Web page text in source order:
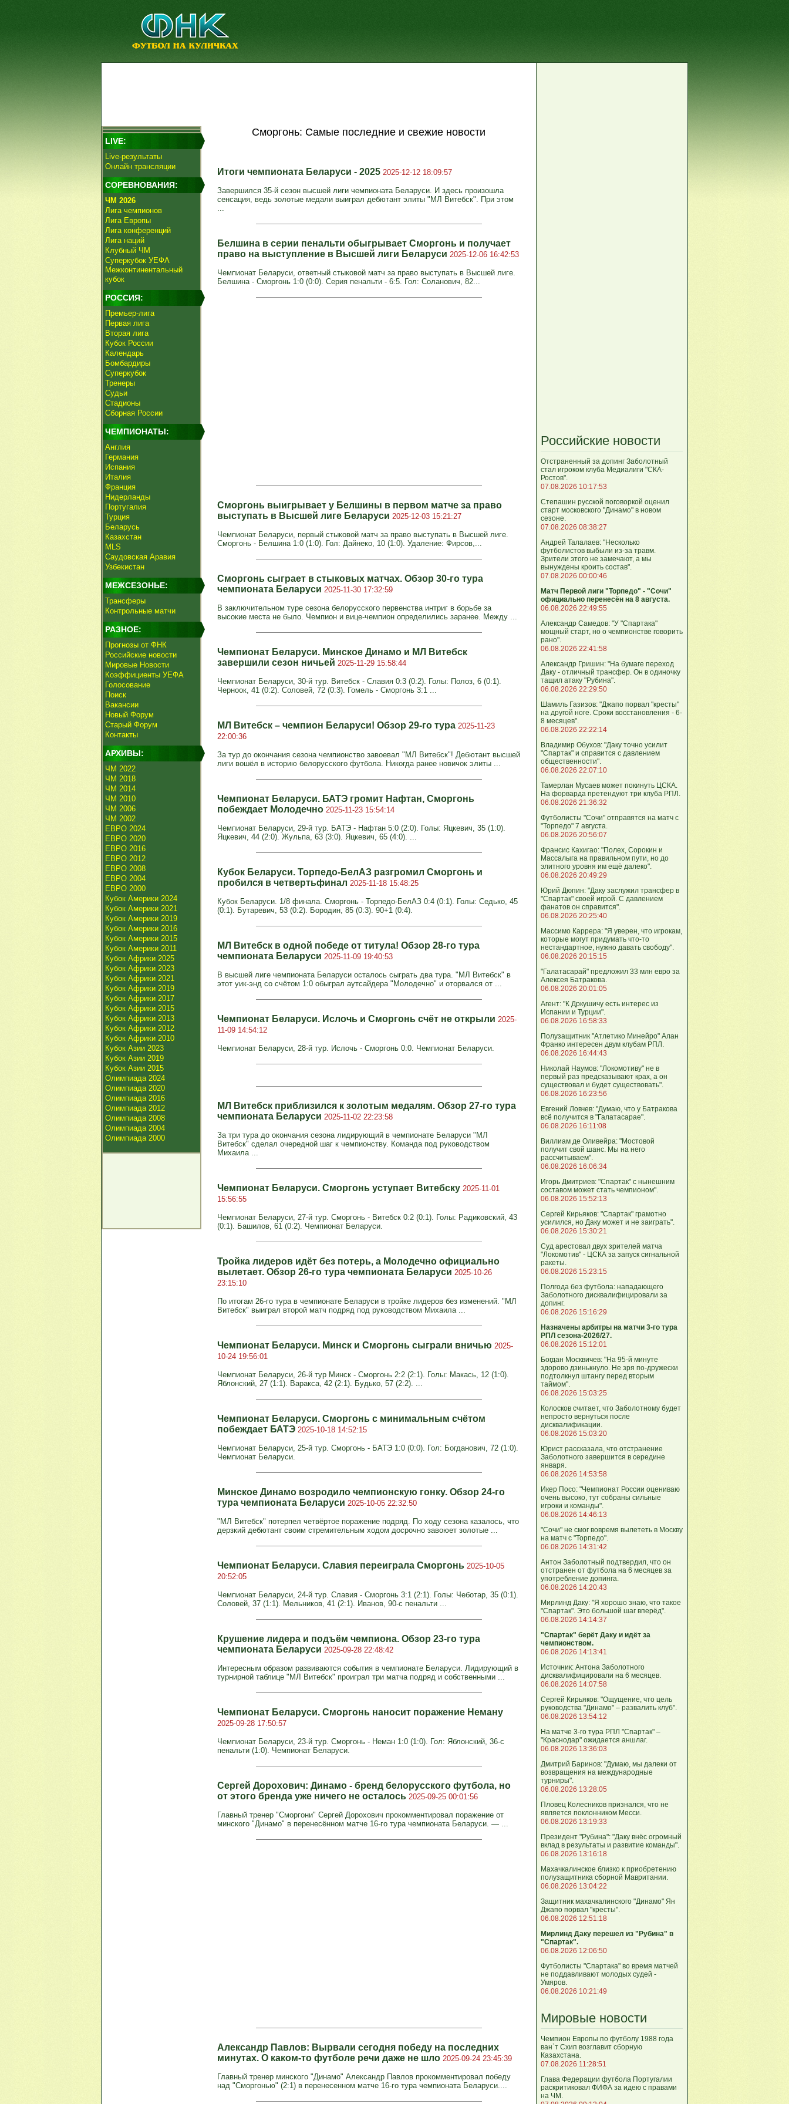
LIVE:
Live-результаты
Онлайн трансляции
СОРЕВНОВАНИЯ:
ЧМ 2026
Лига чемпионов
Лига Европы
Лига конференций
Лига наций
Клубный ЧМ
Суперкубок УЕФА
Межконтинентальный
кубок
РОССИЯ:
Премьер-лига
Первая лига
Вторая лига
Кубок России
Календарь
Бомбардиры
Суперкубок
Тренеры
Судьи
Стадионы
Сборная России
ЧЕМПИОНАТЫ:
Англия
Германия
Испания
Италия
Франция
Нидерланды
Португалия
Турция
Беларусь
Казахстан
MLS
Саудовская Аравия
Узбекистан
МЕЖСЕЗОНЬЕ:
Трансферы
Контрольные матчи
РАЗНОЕ:
Прогнозы от ФНК
Российские новости
Мировые Новости
Коэффициенты УЕФА
Голосование
Поиск
Вакансии
Новый Форум
Старый Форум
Контакты
АРХИВЫ:
ЧМ 2022
ЧМ 2018
ЧМ 2014
ЧМ 2010
ЧМ 2006
ЧМ 2002
ЕВРО 2024
ЕВРО 2020
ЕВРО 2016
ЕВРО 2012
ЕВРО 2008
ЕВРО 2004
ЕВРО 2000
Кубок Америки 2024
Кубок Америки 2021
Кубок Америки 2019
Кубок Америки 2016
Кубок Америки 2015
Кубок Америки 2011
Кубок Африки 2025
Кубок Африки 2023
Кубок Африки 2021
Кубок Африки 2019
Кубок Африки 2017
Кубок Африки 2015
Кубок Африки 2013
Кубок Африки 2012
Кубок Африки 2010
Кубок Азии 2023
Кубок Азии 2019
Кубок Азии 2015
Олимпиада 2024
Олимпиада 2020
Олимпиада 2016
Олимпиада 2012
Олимпиада 2008
Олимпиада 2004
Олимпиада 2000
Сморгонь: Самые последние и свежие новости
Итоги чемпионата Беларуси - 2025 2025-12-12 18:09:57
Завершился 35-й сезон высшей лиги чемпионата Беларуси. И здесь произошла
сенсация, ведь золотые медали выиграл дебютант элиты "МЛ Витебск". При этом
...
Белшина в серии пенальти обыгрывает Сморгонь и получает
право на выступление в Высшей лиги Беларуси 2025-12-06 16:42:53
Чемпионат Беларуси, ответный стыковой матч за право выступать в Высшей лиге.
Белшина - Сморгонь 1:0 (0:0). Серия пенальти - 6:5. Гол: Соланович, 82...
Сморгонь выигрывает у Белшины в первом матче за право
выступать в Высшей лиге Беларуси 2025-12-03 15:21:27
Чемпионат Беларуси, первый стыковой матч за право выступать в Высшей лиге.
Сморгонь - Белшина 1:0 (1:0). Гол: Дайнеко, 10 (1:0). Удаление: Фирсов,...
Сморгонь сыграет в стыковых матчах. Обзор 30-го тура
чемпионата Беларуси 2025-11-30 17:32:59
В заключительном туре сезона белорусского первенства интриг в борьбе за
высокие места не было. Чемпион и вице-чемпион определились заранее. Между ...
Чемпионат Беларуси. Минское Динамо и МЛ Витебск
завершили сезон ничьей 2025-11-29 15:58:44
Чемпионат Беларуси, 30-й тур. Витебск - Славия 0:3 (0:2). Голы: Полоз, 6 (0:1).
Черноок, 41 (0:2). Соловей, 72 (0:3). Гомель - Сморгонь 3:1 ...
МЛ Витебск – чемпион Беларуси! Обзор 29-го тура 2025-11-23
22:00:36
За тур до окончания сезона чемпионство завоевал "МЛ Витебск"! Дебютант высшей
лиги вошёл в историю белорусского футбола. Никогда ранее новичок элиты ...
Чемпионат Беларуси. БАТЭ громит Нафтан, Сморгонь
побеждает Молодечно 2025-11-23 15:54:14
Чемпионат Беларуси, 29-й тур. БАТЭ - Нафтан 5:0 (2:0). Голы: Яцкевич, 35 (1:0).
Яцкевич, 44 (2:0). Жульпа, 63 (3:0). Яцкевич, 65 (4:0). ...
Кубок Беларуси. Торпедо-БелАЗ разгромил Сморгонь и
пробился в четвертьфинал 2025-11-18 15:48:25
Кубок Беларуси. 1/8 финала. Сморгонь - Торпедо-БелАЗ 0:4 (0:1). Голы: Седько, 45
(0:1). Бутаревич, 53 (0:2). Бородин, 85 (0:3). 90+1 (0:4).
МЛ Витебск в одной победе от титула! Обзор 28-го тура
чемпионата Беларуси 2025-11-09 19:40:53
В высшей лиге чемпионата Беларуси осталось сыграть два тура. "МЛ Витебск" в
этот уик-энд со счётом 1:0 обыграл аутсайдера "Молодечно" и оторвался от ...
Чемпионат Беларуси. Ислочь и Сморгонь счёт не открыли 2025-
11-09 14:54:12
Чемпионат Беларуси, 28-й тур. Ислочь - Сморгонь 0:0. Чемпионат Беларуси.
МЛ Витебск приблизился к золотым медалям. Обзор 27-го тура
чемпионата Беларуси 2025-11-02 22:23:58
За три тура до окончания сезона лидирующий в чемпионате Беларуси "МЛ
Витебск" сделал очередной шаг к чемпионству. Команда под руководством
Михаила ...
Чемпионат Беларуси. Сморгонь уступает Витебску 2025-11-01
15:56:55
Чемпионат Беларуси, 27-й тур. Сморгонь - Витебск 0:2 (0:1). Голы: Радиковский, 43
(0:1). Башилов, 61 (0:2). Чемпионат Беларуси.
Тройка лидеров идёт без потерь, а Молодечно официально
вылетает. Обзор 26-го тура чемпионата Беларуси 2025-10-26
23:15:10
По итогам 26-го тура в чемпионате Беларуси в тройке лидеров без изменений. "МЛ
Витебск" выиграл второй матч подряд под руководством Михаила ...
Чемпионат Беларуси. Минск и Сморгонь сыграли вничью 2025-
10-24 19:56:01
Чемпионат Беларуси, 26-й тур Минск - Сморгонь 2:2 (2:1). Голы: Макась, 12 (1:0).
Яблонский, 27 (1:1). Варакса, 42 (2:1). Будько, 57 (2:2). ...
Чемпионат Беларуси. Сморгонь с минимальным счётом
побеждает БАТЭ 2025-10-18 14:52:15
Чемпионат Беларуси, 25-й тур. Сморгонь - БАТЭ 1:0 (0:0). Гол: Богданович, 72 (1:0).
Чемпионат Беларуси.
Минское Динамо возродило чемпионскую гонку. Обзор 24-го
тура чемпионата Беларуси 2025-10-05 22:32:50
"МЛ Витебск" потерпел четвёртое поражение подряд. По ходу сезона казалось, что
дерзкий дебютант своим стремительным ходом досрочно завоюет золотые ...
Чемпионат Беларуси. Славия переиграла Сморгонь 2025-10-05
20:52:05
Чемпионат Беларуси, 24-й тур. Славия - Сморгонь 3:1 (2:1). Голы: Чеботар, 35 (0:1).
Соловей, 37 (1:1). Мельников, 41 (2:1). Иванов, 90-с пенальти ...
Крушение лидера и подъём чемпиона. Обзор 23-го тура
чемпионата Беларуси 2025-09-28 22:48:42
Интересным образом развиваются события в чемпионате Беларуси. Лидирующий в
турнирной таблице "МЛ Витебск" проиграл три матча подряд и собственными ...
Чемпионат Беларуси. Сморгонь наносит поражение Неману
2025-09-28 17:50:57
Чемпионат Беларуси, 23-й тур. Сморгонь - Неман 1:0 (1:0). Гол: Яблонский, 36-с
пенальти (1:0). Чемпионат Беларуси.
Сергей Дорохович: Динамо - бренд белорусского футбола, но
от этого бренда уже ничего не осталось 2025-09-25 00:01:56
Главный тренер "Сморгони" Сергей Дорохович прокомментировал поражение от
минского "Динамо" в перенесённом матче 16-го тура чемпионата Беларуси. — ...
Александр Павлов: Вырвали сегодня победу на последних
минутах. О каком-то футболе речи даже не шло 2025-09-24 23:45:39
Главный тренер минского "Динамо" Александр Павлов прокомментировал победу
над "Сморгонью" (2:1) в перенесенном матче 16-го тура чемпионата Беларуси....
Российские новости
Отстраненный за допинг Заболотный
стал игроком клуба Медиалиги "СКА-
Ростов".
07.08.2026 10:17:53
Степашин русской поговоркой оценил
старт московского "Динамо" в новом
сезоне.
07.08.2026 08:38:27
Андрей Талалаев: "Несколько
футболистов выбыли из-за травм.
Зрители этого не замечают, а мы
вынуждены кроить состав".
07.08.2026 00:00:46
Матч Первой лиги "Торпедо" - "Сочи"
официально перенесён на 8 августа.
06.08.2026 22:49:55
Александр Самедов: "У "Спартака"
мощный старт, но о чемпионстве говорить
рано".
06.08.2026 22:41:58
Александр Гришин: "На бумаге переход
Даку - отличный трансфер. Он в одиночку
тащил атаку "Рубина".
06.08.2026 22:29:50
Шамиль Газизов: "Джапо порвал "кресты"
на другой ноге. Сроки восстановления - 6-
8 месяцев".
06.08.2026 22:22:14
Владимир Обухов: "Даку точно усилит
"Спартак" и справится с давлением
общественности".
06.08.2026 22:07:10
Тамерлан Мусаев может покинуть ЦСКА.
На форварда претендуют три клуба РПЛ.
06.08.2026 21:36:32
Футболисты "Сочи" отправятся на матч с
"Торпедо" 7 августа.
06.08.2026 20:56:07
Франсис Кахигао: "Полех, Сорокин и
Массалыга на правильном пути, но до
элитного уровня им ещё далеко".
06.08.2026 20:49:29
Юрий Дюпин: "Даку заслужил трансфер в
"Спартак" своей игрой. С давлением
фанатов он справится".
06.08.2026 20:25:40
Массимо Каррера: "Я уверен, что игрокам,
которые могут придумать что-то
нестандартное, нужно давать свободу".
06.08.2026 20:15:15
"Галатасарай" предложил 33 млн евро за
Алексея Батракова.
06.08.2026 20:01:05
Агент: "К Дркушичу есть интерес из
Испании и Турции".
06.08.2026 16:58:33
Полузащитник "Атлетико Минейро" Алан
Франко интересен двум клубам РПЛ.
06.08.2026 16:44:43
Николай Наумов: "Локомотиву" не в
первый раз предсказывают крах, а он
существовал и будет существовать".
06.08.2026 16:23:56
Евгений Ловчев: "Думаю, что у Батракова
всё получится в "Галатасарае".
06.08.2026 16:11:08
Виллиам де Оливейра: "Мостовой
получит свой шанс. Мы на него
рассчитываем".
06.08.2026 16:06:34
Игорь Дмитриев: "Спартак" с нынешним
составом может стать чемпионом".
06.08.2026 15:52:13
Сергей Кирьяков: "Спартак" грамотно
усилился, но Даку может и не заиграть".
06.08.2026 15:30:21
Суд арестовал двух зрителей матча
"Локомотив" - ЦСКА за запуск сигнальной
ракеты.
06.08.2026 15:23:15
Полгода без футбола: нападающего
Заболотного дисквалифицировали за
допинг.
06.08.2026 15:16:29
Назначены арбитры на матчи 3-го тура
РПЛ сезона-2026/27.
06.08.2026 15:12:01
Богдан Москвичев: "На 95‑й минуте
здорово дзинькнуло. Не зря по‑дружески
подтолкнул штангу перед вторым
таймом".
06.08.2026 15:03:25
Колосков считает, что Заболотному будет
непросто вернуться после
дисквалификации.
06.08.2026 15:03:20
Юрист рассказала, что отстранение
Заболотного завершится в середине
января.
06.08.2026 14:53:58
Икер Посо: "Чемпионат России оцениваю
очень высоко, тут собраны сильные
игроки и команды".
06.08.2026 14:46:13
"Сочи" не смог вовремя вылететь в Москву
на матч с "Торпедо".
06.08.2026 14:31:42
Антон Заболотный подтвердил, что он
отстранен от футбола на 6 месяцев за
употребление допинга.
06.08.2026 14:20:43
Мирлинд Даку: "Я хорошо знаю, что такое
"Спартак". Это большой шаг вперёд".
06.08.2026 14:14:37
"Спартак" берёт Даку и идёт за
чемпионством.
06.08.2026 14:13:41
Источник: Антона Заболотного
дисквалифицировали на 6 месяцев.
06.08.2026 14:07:58
Сергей Кирьяков: "Ощущение, что цель
руководства "Динамо" – развалить клуб".
06.08.2026 13:54:12
На матче 3-го тура РПЛ "Спартак" –
"Краснодар" ожидается аншлаг.
06.08.2026 13:36:03
Дмитрий Баринов: "Думаю, мы далеки от
возвращения на международные
турниры".
06.08.2026 13:28:05
Пловец Колесников признался, что не
является поклонником Месси.
06.08.2026 13:19:33
Президент "Рубина": "Даку внёс огромный
вклад в результаты и развитие команды".
06.08.2026 13:16:18
Махачкалинское близко к приобретению
полузащитника сборной Мавритании.
06.08.2026 13:04:22
Защитник махачкалинского "Динамо" Ян
Джапо порвал "кресты".
06.08.2026 12:51:18
Мирлинд Даку перешел из "Рубина" в
"Спартак".
06.08.2026 12:06:50
Футболисты "Спартака" во время матчей
не поддавливают молодых судей -
Умяров.
06.08.2026 10:21:49
Мировые новости
Чемпион Европы по футболу 1988 года
ван`т Схип возглавит сборную
Казахстана.
07.08.2026 11:28:51
Глава Федерации футбола Португалии
раскритиковал ФИФА за идею с правами
на ЧМ.